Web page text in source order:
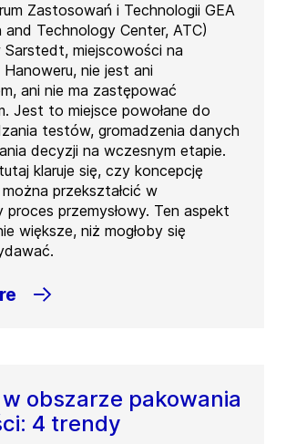
Zastosowań i Technologii GEA
and Technology Center, ATC)
Sarstedt, miejscowości na
Hanoweru, nie jest ani
ani nie ma zastępować
Jest to miejsce powołane do
testów, gromadzenia danych
decyzji na wczesnym etapie.
klaruje się, czy koncepcję
przekształcić w
proces przemysłowy. Ten aspekt
większe, niż mogłoby się
obszarze pakowania
4 trendy